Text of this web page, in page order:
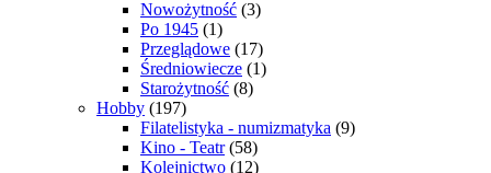
Nowożytność (3)
Po 1945 (1)
Przeglądowe (17)
Średniowiecze (1)
Starożytność (8)
Hobby (197)
Filatelistyka - numizmatyka (9)
Kino - Teatr (58)
Kolejnictwo (12)